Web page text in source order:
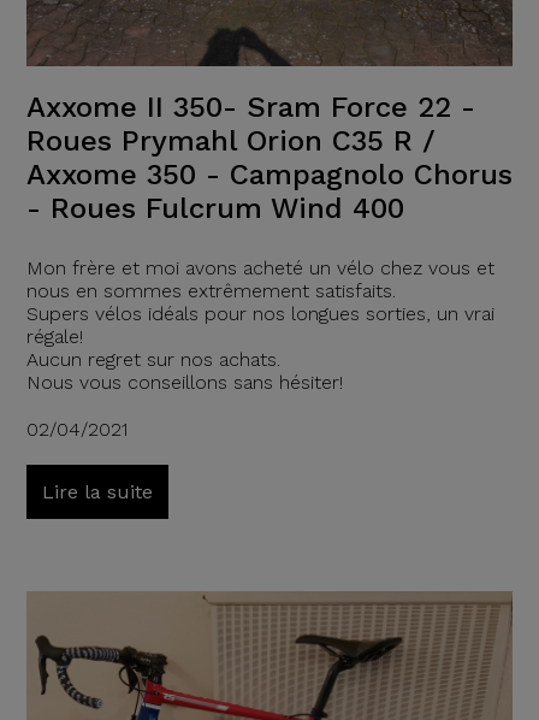
Axxome II 350- Sram Force 22 -
Roues Prymahl Orion C35 R /
Axxome 350 - Campagnolo Chorus
- Roues Fulcrum Wind 400
Mon frère et moi avons acheté un vélo chez vous et
nous en sommes extrêmement satisfaits.
Supers vélos idéals pour nos longues sorties, un vrai
régale!
Aucun regret sur nos achats.
Nous vous conseillons sans hésiter!
02/04/2021
Lire la suite